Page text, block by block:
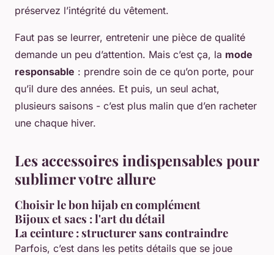
préservez l’intégrité du vêtement.
Faut pas se leurrer, entretenir une pièce de qualité
demande un peu d’attention. Mais c’est ça, la mode
responsable : prendre soin de ce qu’on porte, pour
qu’il dure des années. Et puis, un seul achat,
plusieurs saisons - c’est plus malin que d’en racheter
une chaque hiver.
Les accessoires indispensables pour
sublimer votre allure
Choisir le bon hijab en complément
Bijoux et sacs : l'art du détail
La ceinture : structurer sans contraindre
Parfois, c’est dans les petits détails que se joue